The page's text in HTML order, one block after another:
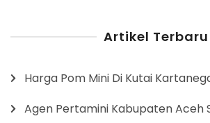
Artikel Terbaru
Harga Pom Mini Di Kutai
Agen Pertamini Kabupaten Aceh